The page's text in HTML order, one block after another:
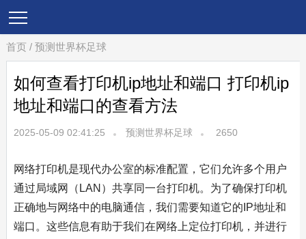
首页 / 预测世界杯足球
如何查看打印机ip地址和端口 打印机ip
地址和端口的查看方法
2025-05-09 02:41:25 预测世界杯足球 2650
网络打印机是现代办公室的标准配置，它们允许多个用户
通过局域网（LAN）共享同一台打印机。为了确保打印机
正确地与网络中的电脑通信，我们需要知道它的IP地址和
端口。这些信息有助于我们在网络上定位打印机，并进行